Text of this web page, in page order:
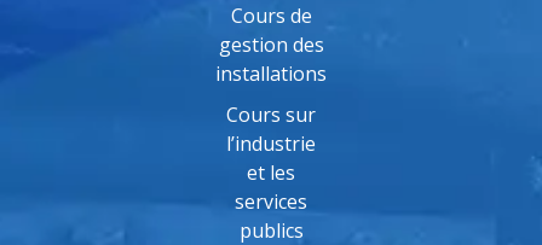
Cours de
gestion des
installations
Cours sur
l’industrie
et les
services
publics